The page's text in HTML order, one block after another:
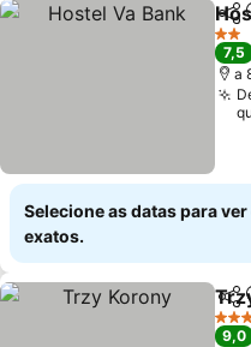
2
7,5
a
Selecione as datas para
exatos.
3
9,0